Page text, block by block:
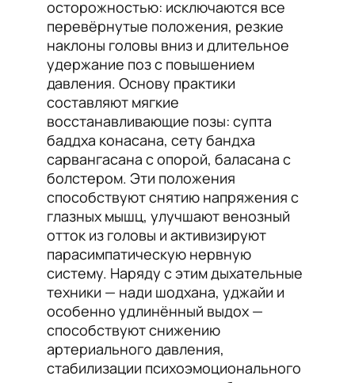
осторожностью: исключаются все
перевёрнутые положения, резкие
наклоны головы вниз и длительное
удержание поз с повышением
давления. Основу практики
составляют мягкие
восстанавливающие позы: супта
баддха конасана, сету бандха
сарвангасана с опорой, баласана с
болстером. Эти положения
способствуют снятию напряжения с
глазных мышц, улучшают венозный
отток из головы и активизируют
парасимпатическую нервную
систему. Наряду с этим дыхательные
техники — нади шодхана, уджайи и
особенно удлинённый выдох —
способствуют снижению
артериального давления,
стабилизации психоэмоционального